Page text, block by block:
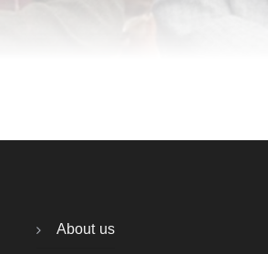
About us